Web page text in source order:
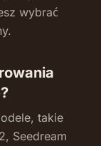
wybrać
takie
Seedream